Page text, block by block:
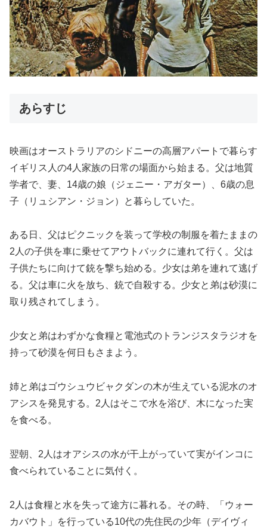
あらすじ
映画はオーストラリアのシドニーの高層アパートで暮らす
イギリス人の4人家族の日常の場面から始まる。父は地質
学者で、妻、14歳の娘（ジェニー・アガター）、6歳の息
子（リュシアン・ジョン）と暮らしていた。
ある日、父はピクニックを装って学校の制服を着たままの
2人の子供を車に乗せてアウトバックに連れて行く。父は
子供たちに向けて銃を撃ち始める。少女は弟を連れて逃げ
る。父は車に火を放ち、銃で自殺する。少女と弟は砂漠に
取り残されてしまう。
少女と弟はわずかな食糧と電池式のトランジスタラジオを
持って砂漠を何日もさまよう。
姉と弟はゴウシュウビャクダンの木が生えている泥水のオ
アシスを発見する。2人はそこで水を浴び、木になった実
を食べる。
翌朝、2人はオアシスの水が干上がっていて実がインコに
食べられていることに気付く。
2人は食糧と水を失って途方に暮れる。その時、「ウォー
カバウト」を行っている10代の先住民の少年（デイヴィ